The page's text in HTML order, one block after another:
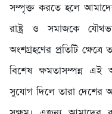
সম্পৃক্ত করতে হলে আমাদের
রাষ্ট্র ও সমাজকে
অংশগ্রহণের প্রতিটি
বিশেষ ক্ষমতাসম্পন্ন এই
সুযোগ দিলে তারা দেশের